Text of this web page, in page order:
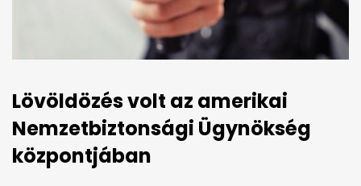
Lövöldözés volt az amerikai
Nemzetbiztonsági Ügynökség
központjában